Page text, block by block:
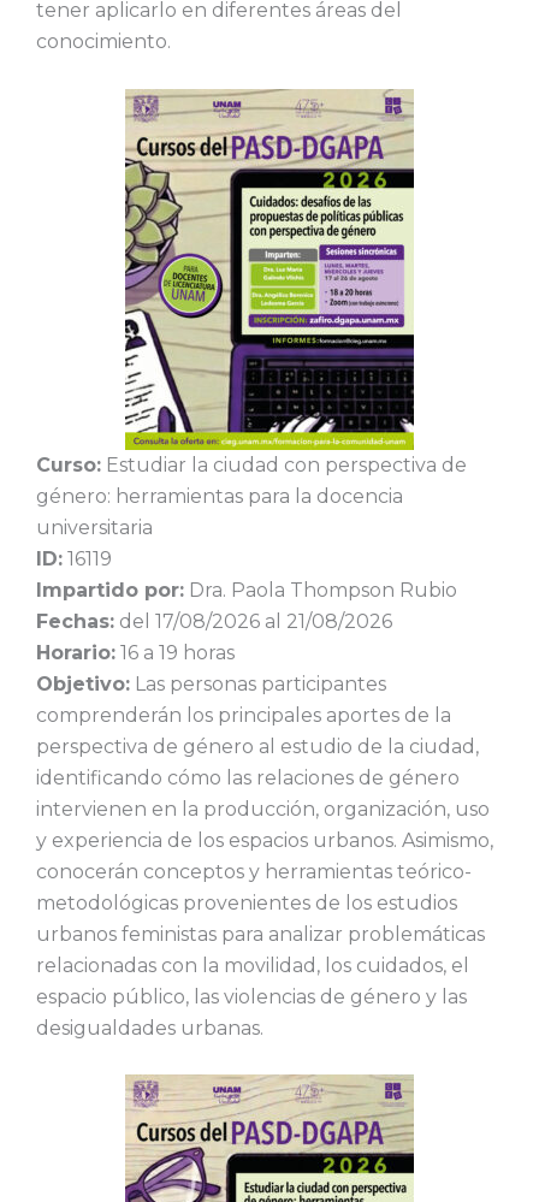
tener aplicarlo en diferentes áreas del
conocimiento.
Curso: Estudiar la ciudad con perspectiva de
género: herramientas para la docencia
universitaria
ID: 16119
Impartido por: Dra. Paola Thompson Rubio
Fechas: del 17/08/2026 al 21/08/2026
Horario: 16 a 19 horas
Objetivo: Las personas participantes
comprenderán los principales aportes de la
perspectiva de género al estudio de la ciudad,
identificando cómo las relaciones de género
intervienen en la producción, organización, uso
y experiencia de los espacios urbanos. Asimismo,
conocerán conceptos y herramientas teórico-
metodológicas provenientes de los estudios
urbanos feministas para analizar problemáticas
relacionadas con la movilidad, los cuidados, el
espacio público, las violencias de género y las
desigualdades urbanas.